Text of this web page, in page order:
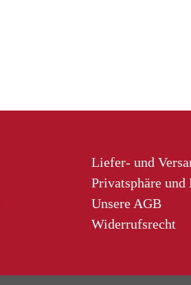
Liefer- und
Privatsphäre und
Unsere AGB
Widerrufsrecht